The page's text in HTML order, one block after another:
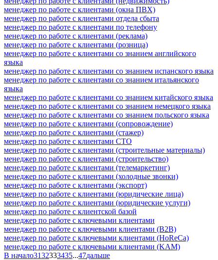
менеджер по работе с клиентами (окна ПВХ)
менеджер по работе с клиентами отдела сбыта
менеджер по работе с клиентами по телефону
менеджер по работе с клиентами (реклама)
менеджер по работе с клиентами (розница)
менеджер по работе с клиентами со знанием английского
языка
менеджер по работе с клиентами со знанием испанского языка
менеджер по работе с клиентами со знанием итальянского
языка
менеджер по работе с клиентами со знанием китайского языка
менеджер по работе с клиентами со знанием немецкого языка
менеджер по работе с клиентами со знанием польского языка
менеджер по работе с клиентами (сопровождение)
менеджер по работе с клиентами (стажер)
менеджер по работе с клиентами СТО
менеджер по работе с клиентами (строительные материалы)
менеджер по работе с клиентами (строительство)
менеджер по работе с клиентами (телемаркетинг)
менеджер по работе с клиентами (холодные звонки)
менеджер по работе с клиентами (экспорт)
менеджер по работе с клиентами (юридические лица)
менеджер по работе с клиентами (юридические услуги)
менеджер по работе с клиентской базой
менеджер по работе с ключевыми клиентами
менеджер по работе с ключевыми клиентами (B2B)
менеджер по работе с ключевыми клиентами (HoReCa)
менеджер по работе с ключевыми клиентами (KAM)
В начало3132333435...47дальше